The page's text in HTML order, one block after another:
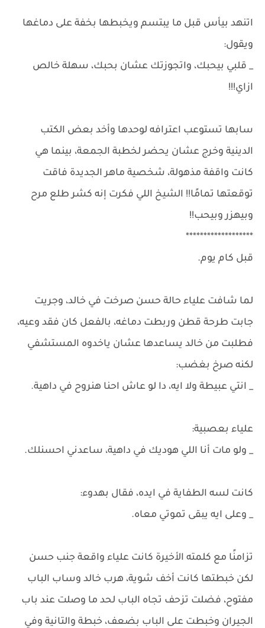
اتنهد بيأس قبل ما يبتسم ويخبطها بخفة على دماغها
ويقول:
_ قلبي بيحبك، واتجوزتك عشان بحبك، سهلة خالص
ازاي!!!
سابها تستوعب اعترافه لوحدها وأخد بعض الكتب
الدينية وخرج عشان يحضر لخطبة الجمعة، بينما هي
كانت واقفة مذهولة، شخصية ماهر الجديدة فاقت
توقعتها تمامًا!! الشيخ اللي فكرت إنه كشر طلع مرح
وبيهزر وبيحب!!
*******************
قبل كام يوم.
لما شافت علياء حالة حسن صرخت في خالد، وجريت
جابت طرحة قطن وربطت دماغه، بالفعل كان فقد وعيه،
فطلبت من خالد يساعدها عشان ياخدوه المستشفي
لكنه صرخ بغضب:
_ انتي عبيطة ولا ايه، دا لو عاش احنا هنروح في داهية.
علياء بعصبية:
_ ولو مات أنا اللي هوديك في داهية، ساعدني احسنلك.
كانت لسه الطفاية في ايده، فقال بهدوء:
_ وعلى ايه يبقى تموتي معاه.
تزامنًا مع كلمته الأخيرة كانت علياء واقعة جنب حسن
لكن خبطتها كانت أخف شوية، هرب خالد وساب الباب
مفتوح، فضلت تزحف تجاه الباب لحد ما وصلت عند باب
الجيران وخبطت على الباب بضعف، خبطة والتانية وفي